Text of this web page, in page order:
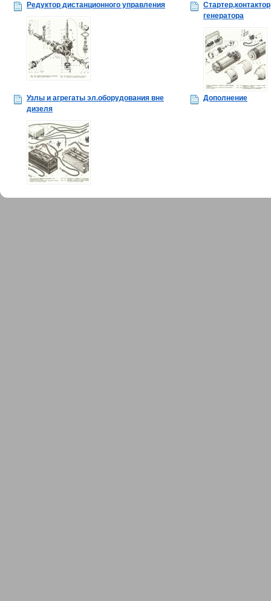
Редуктор дистанционного управления
генератора
Узлы и агрегаты эл.оборудования вне
дизеля
Дополнение